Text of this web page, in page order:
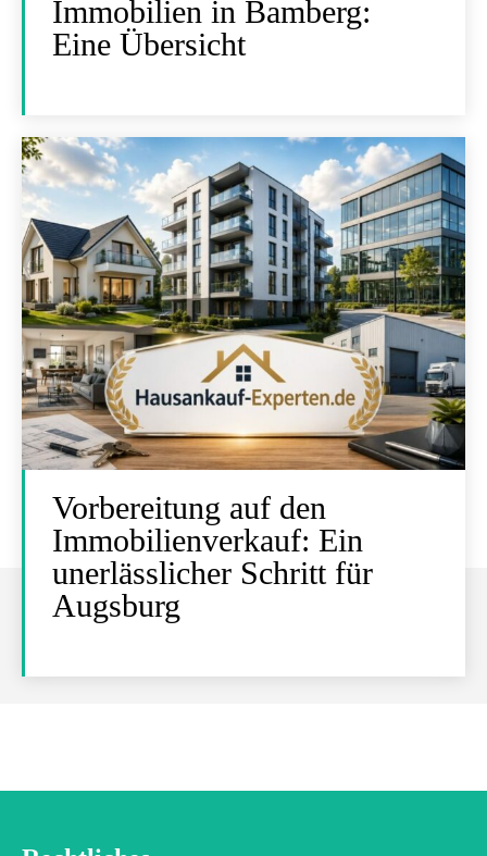
Immobilien in Bamberg:
Eine Übersicht
Vorbereitung auf den
Immobilienverkauf: Ein
unerlässlicher Schritt für
Augsburg